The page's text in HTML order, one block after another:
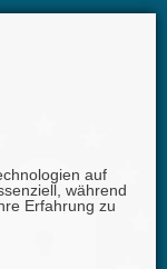
auf
während
Erfahrung zu
Speyer |